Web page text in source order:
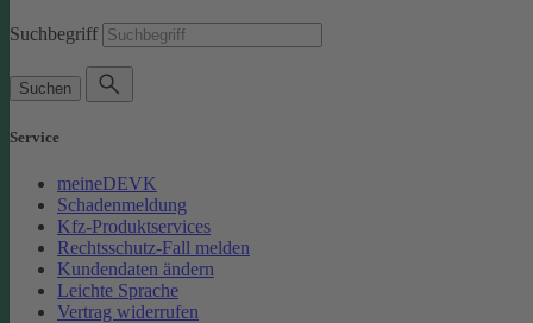
Suchbegriff
Suchen
Service
meineDEVK
Schadenmeldung
Kfz-Produktservices
Rechtsschutz-Fall melden
Kundendaten ändern
Leichte Sprache
Vertrag widerrufen